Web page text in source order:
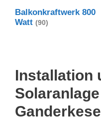
Balkonkraftwerk 800
Watt (90)
Installation